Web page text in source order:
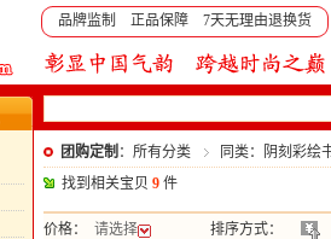
品牌监制 正品保障 7天无理由退换货
团购定制 ：所有分类
同类：阴刻彩绘
找到相关宝贝 9 件
价格： 请选择 排序方式：